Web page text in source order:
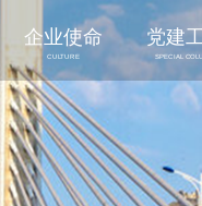
企业使命
CULTURE
党建
SPECIAL